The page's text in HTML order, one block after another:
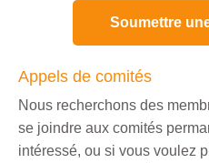
Soumettre
Appels de comités
Nous recherchons des
se joindre aux comités
intéressé, ou si vous voulez